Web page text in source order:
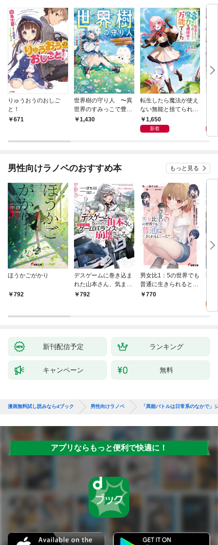
りゅうおうのおしご
と！
671
世界樹の守り人 〜異
世界のすみっこで豊か
な国づくり〜
1,430
転生したら魔法が使え
ない無能と捨てられた
けど、魔力が規格外に
万能でした
1,650
新着
は
子
男性向けラノベのおすすめ本 もっと見る
ほうかごがかり
792
デスゲームに巻き込ま
れた山本さん、気まま
にゲームバランスを崩
792
男女比1：5の世界でも
普通に生きられると思
った？ ～激重感情な
770
戦
活
特
新刊配信予定 ランキング
キャンペーン 無料
漫画無料試し読みならdブック 男性向けラノベ 「異能バトルは日常系のなかで」
アプリならもっと便利で快適に！